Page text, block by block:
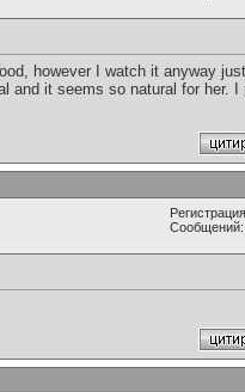
however I watch it anyway
and it seems so natural for her. I
Сообщений: